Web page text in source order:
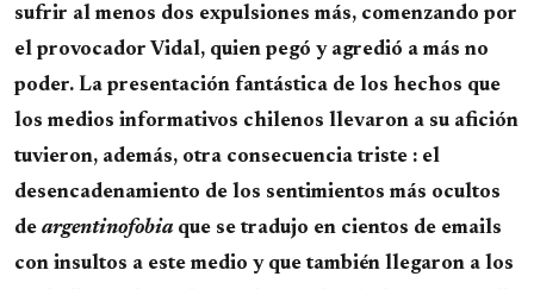
sufrir al menos dos expulsiones más, comenzando por
el provocador Vidal, quien pegó y agredió a más no
poder. La presentación fantástica de los hechos que
los medios informativos chilenos llevaron a su afición
tuvieron, además, otra consecuencia triste : el
desencadenamiento de los sentimientos más ocultos
de argentinofobia que se tradujo en cientos de emails
con insultos a este medio y que también llegaron a los